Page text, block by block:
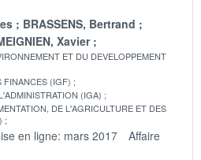
BRASSENS, Bertrand
Xavier
ET DU DEVELOPPEMENT
FINANCES (IGF)
(IGA)
DE L'AGRICULTURE ET DES
en ligne: mars 2017
Affaire